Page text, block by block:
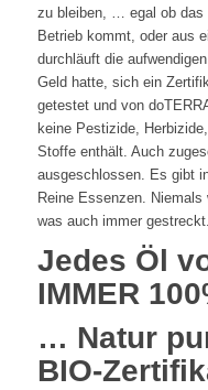
zu bleiben, … egal ob das
Betrieb kommt, oder aus
durchläuft die
Geld hatte, sich ein
getestet und von
keine Pestizide,
Stoffe enthält. Auch
ausgeschlossen. Es gibt
Reine Essenzen. Niemals
was auch immer gestreckt.
Jedes Öl
IMMER
… Natur
BIO-